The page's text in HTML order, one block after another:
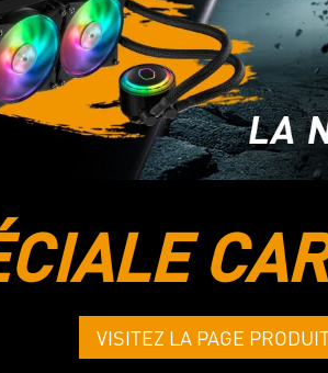
VISITEZ LA PAGE